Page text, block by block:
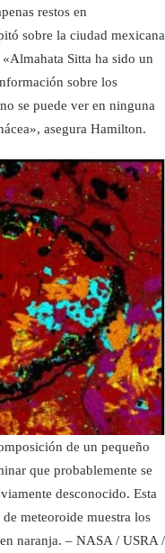
restos en
sobre la ciudad mexicana
Sitta ha sido un
sobre los
se puede ver en ninguna
asegura Hamilton.
de un pequeño
que probablemente se
desconocido. Esta
meteoroide muestra los
naranja. – NASA / USRA /